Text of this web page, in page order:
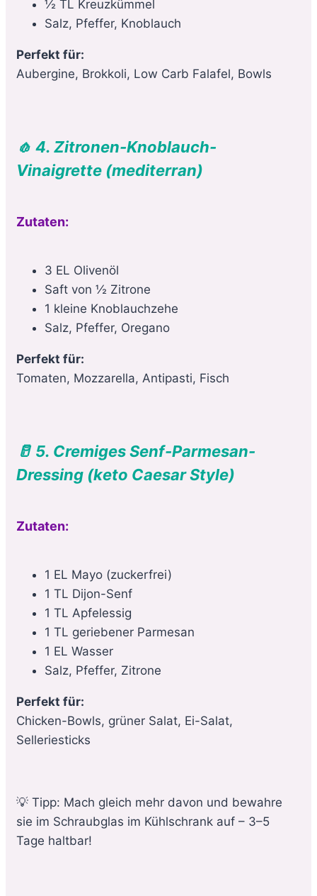
½ TL Kreuzkümmel
Salz, Pfeffer, Knoblauch
Perfekt für:
Aubergine, Brokkoli, Low Carb Falafel, Bowls
🧄 4. Zitronen-Knoblauch-
Vinaigrette (mediterran)
Zutaten:
3 EL Olivenöl
Saft von ½ Zitrone
1 kleine Knoblauchzehe
Salz, Pfeffer, Oregano
Perfekt für:
Tomaten, Mozzarella, Antipasti, Fisch
🥛 5. Cremiges Senf-Parmesan-
Dressing (keto Caesar Style)
Zutaten:
1 EL Mayo (zuckerfrei)
1 TL Dijon-Senf
1 TL Apfelessig
1 TL geriebener Parmesan
1 EL Wasser
Salz, Pfeffer, Zitrone
Perfekt für:
Chicken-Bowls, grüner Salat, Ei-Salat,
Selleriesticks
💡 Tipp: Mach gleich mehr davon und bewahre
sie im Schraubglas im Kühlschrank auf – 3–5
Tage haltbar!